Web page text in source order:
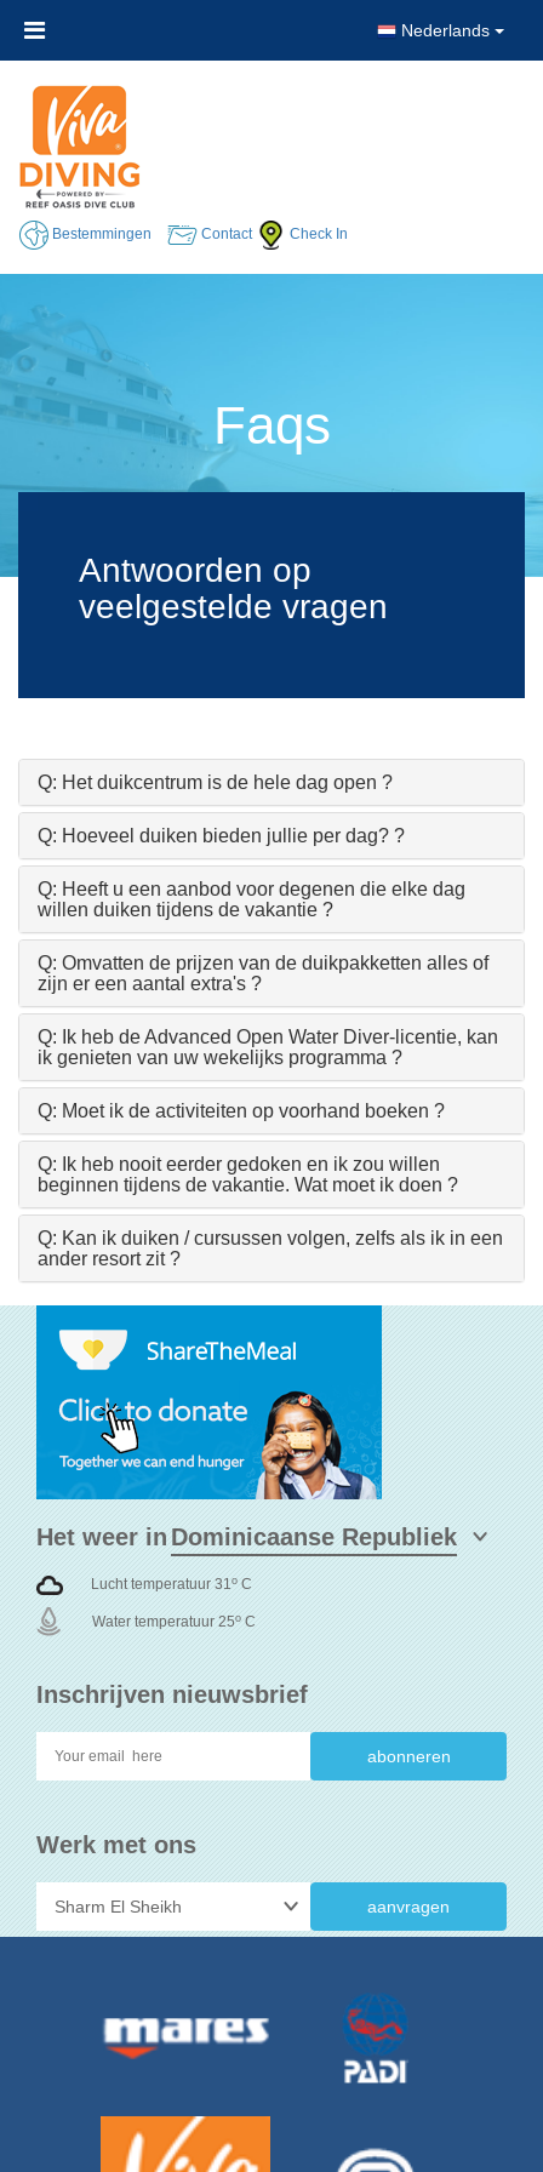
Nederlands
Bestemmingen Contact Check In
Faqs
Antwoorden op
veelgestelde vragen
Q: Het duikcentrum is de hele dag open ?
Q: Hoeveel duiken bieden jullie per dag? ?
Q: Heeft u een aanbod voor degenen die elke dag
willen duiken tijdens de vakantie ?
Q: Omvatten de prijzen van de duikpakketten alles of
zijn er een aantal extra's ?
Q: Ik heb de Advanced Open Water Diver-licentie, kan
ik genieten van uw wekelijks programma ?
Q: Moet ik de activiteiten op voorhand boeken ?
Q: Ik heb nooit eerder gedoken en ik zou willen
beginnen tijdens de vakantie. Wat moet ik doen ?
Q: Kan ik duiken / cursussen volgen, zelfs als ik in een
ander resort zit ?
Inschrijven nieuwsbrief
Werk met ons
aanvragen
Het weer in
Lucht temperatuur 31o C
Water temperatuur 25o C